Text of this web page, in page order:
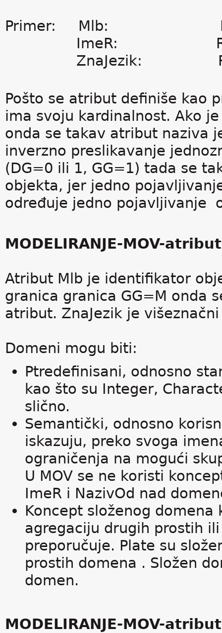
Primer: Mlb:
ImeR:
ZnaJezik:
Pošto se atribut definiše kao
ima svoju kardinalnost. Ako
onda se takav atribut naziva
inverzno preslikavanje
(DG=0 ili 1, GG=1) tada se
objekta, jer jedno
određuje jedno pojavljivanje
MODELIRANJE-MOV-
Atribut Mlb je identifikator
granica granica GG=M onda
atribut. ZnaJezik je
Domeni mogu biti:
Ptredefinisani, odnosno
kao što su Integer,
slično.
Semantički, odnosno
iskazuju, preko svoga
ograničenja na mogući
U MOV se ne koristi
ImeR i NazivOd nad
Koncept složenog
agregaciju drugih prostih
preporučuje. Plate su
prostih domena . Složen
domen.
MODELIRANJE-MOV-